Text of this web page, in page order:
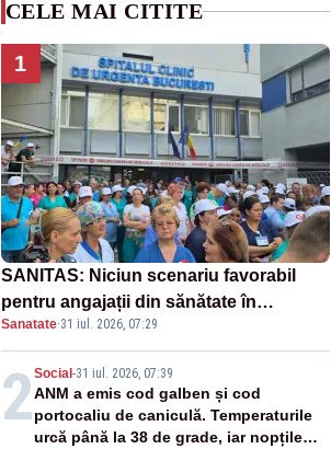
CELE MAI CITITE
1
SANITAS: Niciun scenariu favorabil
pentru angajații din sănătate în
proiectul Legii salarizării
Sanatate·31 iul. 2026, 07:29
2Social -31 iul. 2026, 07:39
ANM a emis cod galben și cod
portocaliu de caniculă. Temperaturile
urcă până la 38 de grade, iar nopțile